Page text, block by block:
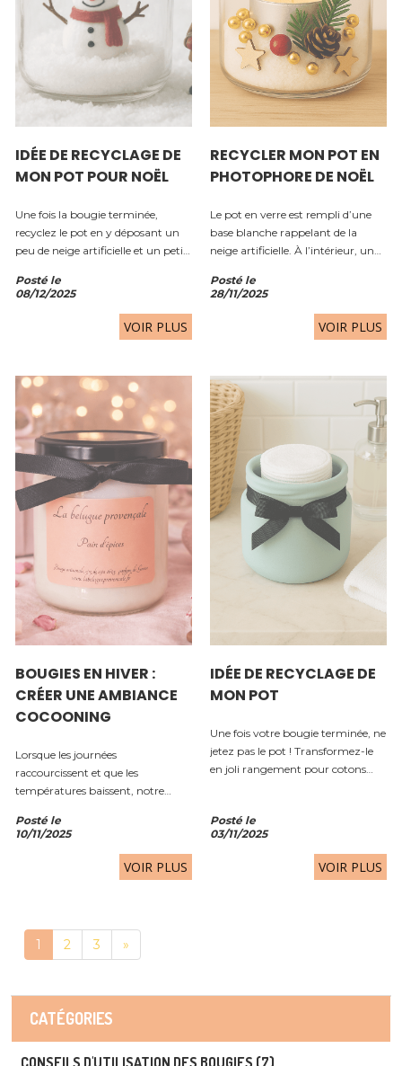
IDÉE DE RECYCLAGE DE
MON POT POUR NOËL
Une fois la bougie terminée,
recyclez le pot en y déposant un
peu de neige artificielle et un petit
quelques minutes, vous créez une
scène hivernale pleine de charme !
Posté le
08/12/2025
VOIR PLUS
RECYCLER MON POT EN
PHOTOPHORE DE NOËL
Le pot en verre est rempli d’une
base blanche rappelant de la
neige artificielle. À l’intérieur, une
diffuse une lumière chaleureuse.
Autour de la bougie, des
décorations festives sont...
Posté le
28/11/2025
VOIR PLUS
BOUGIES EN HIVER :
CRÉER UNE AMBIANCE
COCOONING
Lorsque les journées
raccourcissent et que les
températures baissent, notre
refuge. L'hiver est la saison idéale
pour transformer sa maison en
un cocon chaleureux où il fait bon
Posté le
10/11/2025
VOIR PLUS
IDÉE DE RECYCLAGE DE
MON POT
Une fois votre bougie terminée, ne
jetez pas le pot ! Transformez-le
en joli rangement pour cotons
enlever toute la cire. 🎨 Peignez-le
dans une couleur...
Posté le
03/11/2025
VOIR PLUS
1 2 3 »
CATÉGORIES
CONSEILS D'UTILISATION DES BOUGIES (7)